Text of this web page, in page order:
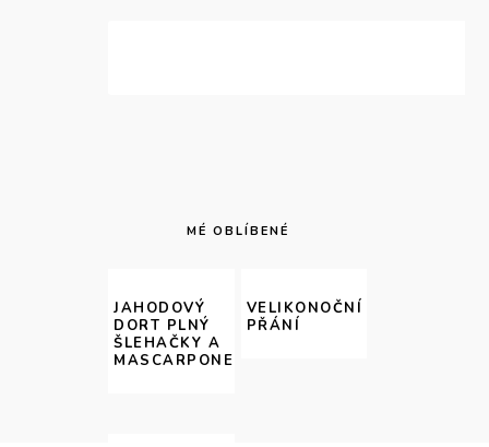
MÉ OBLÍBENÉ
JAHODOVÝ
DORT PLNÝ
ŠLEHAČKY A
MASCARPONE
VELIKONOČNÍ
PŘÁNÍ